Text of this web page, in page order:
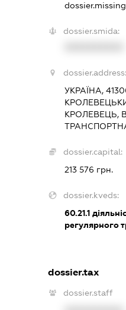
dossier.smida:
dossier.address:
УКРАЇНА,
КРОЛЕВЕЦЬ,
dossier.capital:
213 576 грн.
dossier.kveds:
60.21.1
регулярного
dossier.tax
dossier.staff